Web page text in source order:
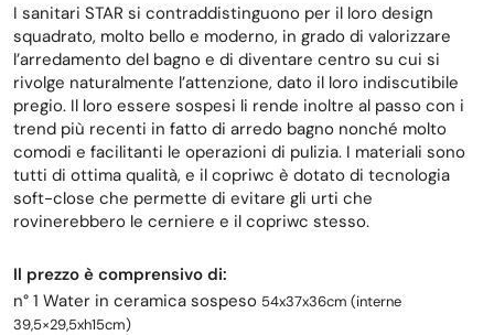
I sanitari STAR si contraddistinguono per il loro design
squadrato, molto bello e moderno, in grado di valorizzare
l’arredamento del bagno e di diventare centro su cui si
rivolge naturalmente l’attenzione, dato il loro indiscutibile
pregio. Il loro essere sospesi li rende inoltre al passo con i
trend più recenti in fatto di arredo bagno nonché molto
comodi e facilitanti le operazioni di pulizia. I materiali sono
tutti di ottima qualità, e il copriwc è dotato di tecnologia
soft-close che permette di evitare gli urti che
rovinerebbero le cerniere e il copriwc stesso.
Il prezzo è comprensivo di:
n° 1 Water in ceramica sospeso 54x37x36cm (interne
39,5×29,5xh15cm)